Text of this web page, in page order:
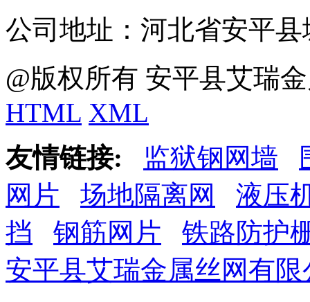
公司地址：河北省安平
@版权所有 安平县艾瑞
HTML XML
友情链接:
监狱钢网墙
网片
场地隔离网
液压
挡
钢筋网片
铁路防护
安平县艾瑞金属丝网有限